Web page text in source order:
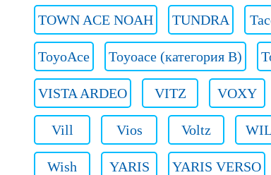
TOWN ACE NOAH TUNDRA
ToyoAce Toyoace (категория B)
VISTA ARDEO VITZ VOXY
Vill Vios Voltz
Wish YARIS YARIS VERSO